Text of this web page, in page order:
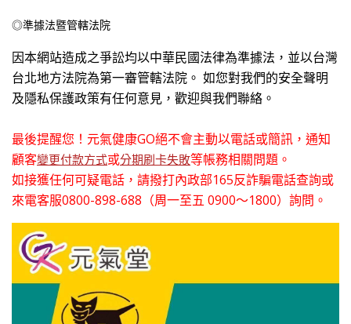
◎準據法暨管轄法院
因本網站造成之爭訟均以中華民國法律為準據法，並以台灣
台北地方法院為第一審管轄法院。 如您對我們的安全聲明
及隱私保護政策有任何意見，歡迎與我們聯絡。
最後提醒您！元氣健康GO絕不會主動以電話或簡訊，通知
顧客變更付款方式或分期刷卡失敗等帳務相關問題。
如接獲任何可疑電話，請撥打內政部165反詐騙電話查詢或
來電客服0800-898-688（周一至五 0900～1800）詢問。